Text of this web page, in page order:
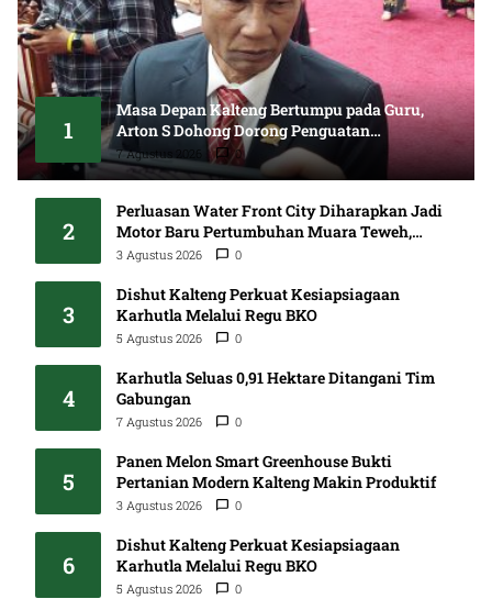
1
Masa Depan Kalteng Bertumpu pada Guru,
Arton S Dohong Dorong Penguatan
Pendidikan
7 Agustus 2026 0
2
Perluasan Water Front City Diharapkan Jadi
Motor Baru Pertumbuhan Muara Teweh,
DPRD Minta Proses Libatkan Masyarakat
3 Agustus 2026 0
3
Dishut Kalteng Perkuat Kesiapsiagaan
Karhutla Melalui Regu BKO
5 Agustus 2026 0
4
Karhutla Seluas 0,91 Hektare Ditangani Tim
Gabungan
7 Agustus 2026 0
5
Panen Melon Smart Greenhouse Bukti
Pertanian Modern Kalteng Makin Produktif
3 Agustus 2026 0
6
Dishut Kalteng Perkuat Kesiapsiagaan
Karhutla Melalui Regu BKO
5 Agustus 2026 0